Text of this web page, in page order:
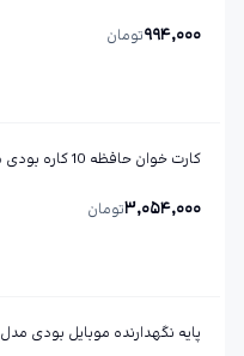
994,000تومان
کارت خوان حافظه 10 کاره بودی مدل DC568B
3,054,000تومان
پایه نگهدارنده موبایل بودی مدل CM589B